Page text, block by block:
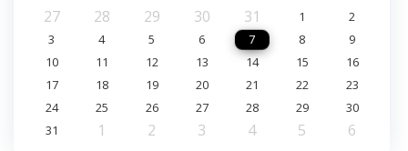
27
28 29 30 31 1
2
3
4 5 6 7 8
9
10
11 12 13 14 15
16
17
18 19 20 21 22
23
24
25 26 27 28 29
30
31
1 2 3 4 5 6